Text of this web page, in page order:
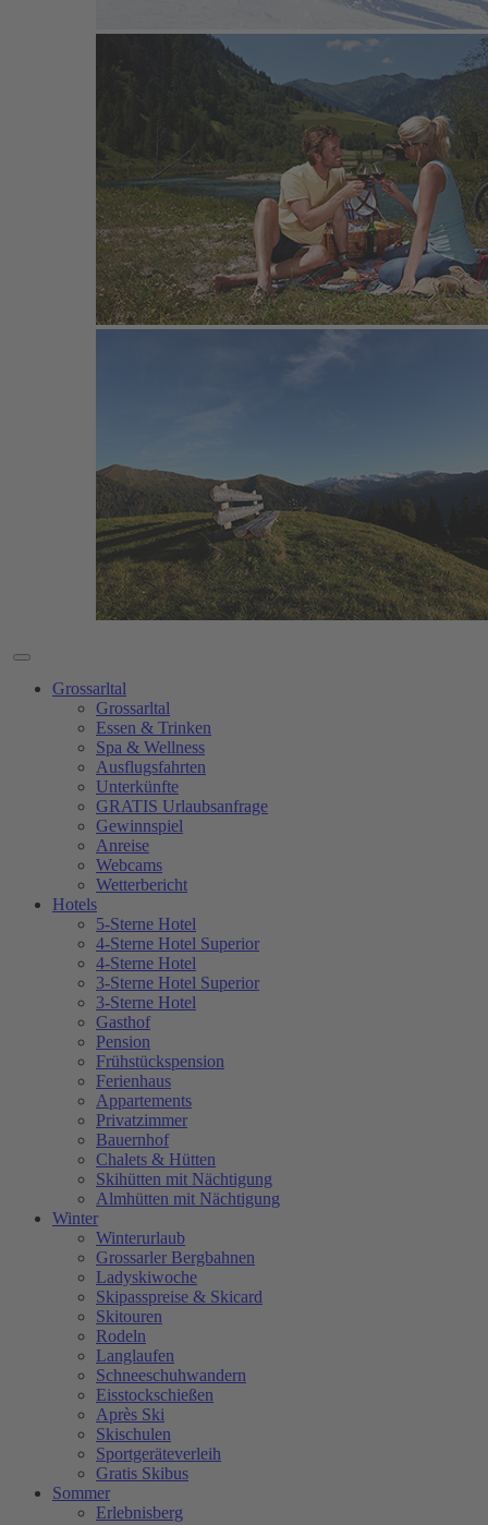
Grossarltal
Grossarltal
Essen & Trinken
Spa & Wellness
Ausflugsfahrten
Unterkünfte
GRATIS Urlaubsanfrage
Gewinnspiel
Anreise
Webcams
Wetterbericht
Hotels
5-Sterne Hotel
4-Sterne Hotel Superior
4-Sterne Hotel
3-Sterne Hotel Superior
3-Sterne Hotel
Gasthof
Pension
Frühstückspension
Ferienhaus
Appartements
Privatzimmer
Bauernhof
Chalets & Hütten
Skihütten mit Nächtigung
Almhütten mit Nächtigung
Winter
Winterurlaub
Grossarler Bergbahnen
Ladyskiwoche
Skipasspreise & Skicard
Skitouren
Rodeln
Langlaufen
Schneeschuhwandern
Eisstockschießen
Après Ski
Skischulen
Sportgeräteverleih
Gratis Skibus
Sommer
Erlebnisberg